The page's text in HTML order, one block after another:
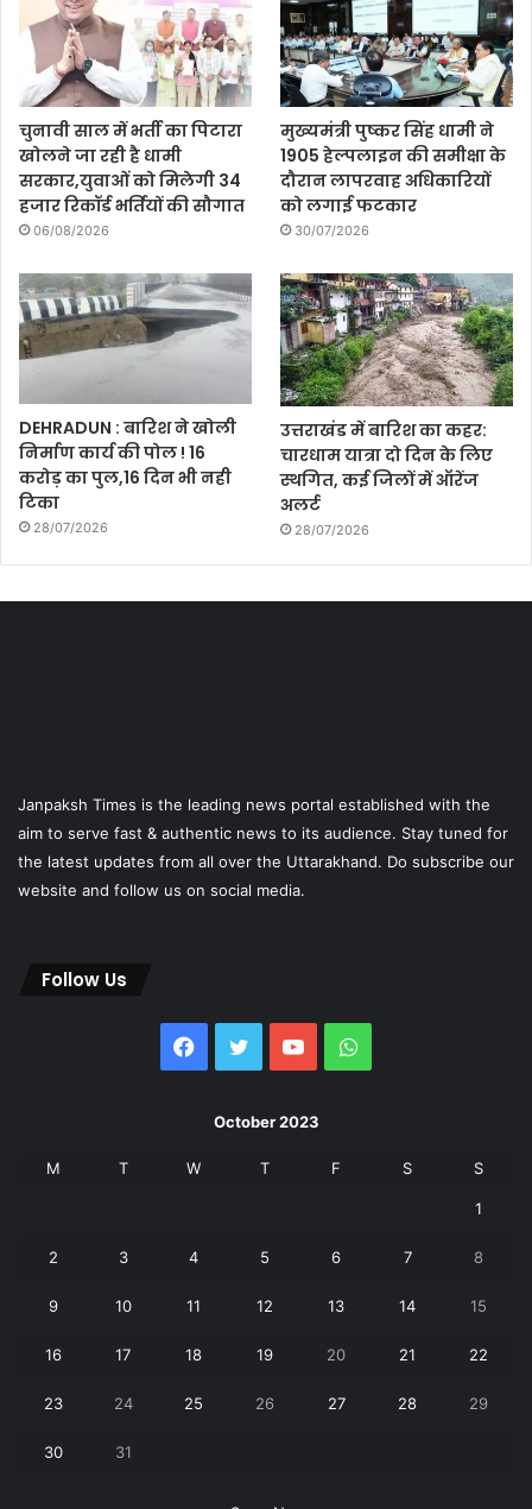
चुनावी साल में भर्ती का पिटारा
खोलने जा रही है धामी
सरकार,युवाओं को मिलेगी 34
हजार रिकॉर्ड भर्तियों की सौगात
06/08/2026
मुख्यमंत्री पुष्कर सिंह धामी ने
1905 हेल्पलाइन की समीक्षा के
दौरान लापरवाह अधिकारियों
को लगाई फटकार
30/07/2026
DEHRADUN : बारिश ने खोली
निर्माण कार्य की पोल ! 16
करोड़ का पुल,16 दिन भी नही
टिका
28/07/2026
उत्तराखंड में बारिश का कहर:
चारधाम यात्रा दो दिन के लिए
स्थगित, कई जिलों में ऑरेंज
अलर्ट
28/07/2026
Janpaksh Times is the leading news portal established with the
aim to serve fast & authentic news to its audience. Stay tuned for
the latest updates from all over the Uttarakhand. Do subscribe our
website and follow us on social media.
Follow Us
Facebook
Twitter YouTubeWhatsApp
October 2023
M T W T F S S
1
2 3 4 5 6 7 8
9 10 11 12 13 14 15
16 17 18 19 20 21 22
23 24 25 26 27 28 29
30 31